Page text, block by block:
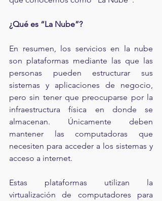
¿Qué es “La Nube”?
En resumen, los servicios en la nube
son plataformas mediante las que las
personas pueden estructurar sus
sistemas y aplicaciones de negocio,
pero sin tener que preocuparse por la
infraestructura física en donde se
almacenan. Únicamente deben
mantener las computadoras que
necesiten para acceder a los sistemas y
acceso a internet.
Estas plataformas utilizan la
virtualización de computadores para